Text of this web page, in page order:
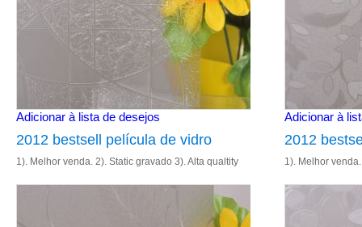
Adicionar à lista de desejos
2012 bestsell película de vidro
1). Melhor venda. 2). Static gravado 3). Alta qualtity
4). Tamanho: 1.22m& 90cm 5). Entrega rápida
Adicionar à
2012
1). Melhor
4). Tamanho: